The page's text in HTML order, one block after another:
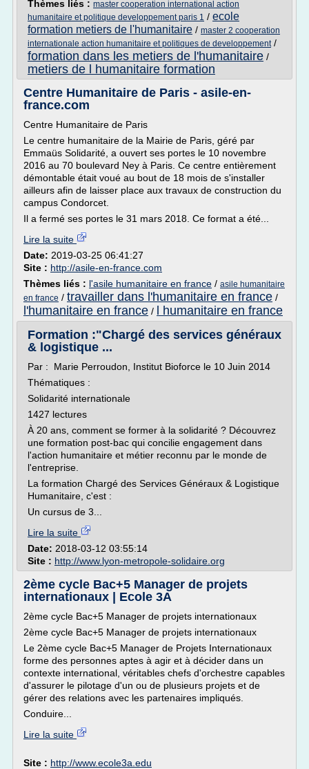
Thèmes liés : master cooperation international action
humanitaire et politique developpement paris 1 / ecole
formation metiers de l'humanitaire / master 2 cooperation
internationale action humanitaire et politiques de developpement/
formation dans les metiers de l'humanitaire /
metiers de l humanitaire formation
Centre Humanitaire de Paris - asile-en-
france.com
Centre Humanitaire de Paris
Le centre humanitaire de la Mairie de Paris, géré par
Emmaüs Solidarité, a ouvert ses portes le 10 novembre
2016 au 70 boulevard Ney à Paris. Ce centre entièrement
démontable était voué au bout de 18 mois de s'installer
ailleurs afin de laisser place aux travaux de construction du
campus Condorcet.
Il a fermé ses portes le 31 mars 2018. Ce format a été...
Lire la suite
Date: 2019-03-25 06:41:27
Site : http://asile-en-france.com
Thèmes liés : l'asile humanitaire en france / asile humanitaire
en france / travailler dans l'humanitaire en france /
l'humanitaire en france /
l humanitaire en france
Formation :"Chargé des services généraux
& logistique ...
Par : Marie Perroudon, Institut Bioforce le 10 Juin 2014
Thématiques :
Solidarité internationale
1427 lectures
À 20 ans, comment se former à la solidarité ? Découvrez
une formation post-bac qui concilie engagement dans
l'action humanitaire et métier reconnu par le monde de
l'entreprise.
La formation Chargé des Services Généraux & Logistique
Humanitaire, c'est :
Un cursus de 3...
Lire la suite
Date: 2018-03-12 03:55:14
Site : http://www.lyon-metropole-solidaire.org
2ème cycle Bac+5 Manager de projets
internationaux | Ecole 3A
2ème cycle Bac+5 Manager de projets internationaux
2ème cycle Bac+5 Manager de projets internationaux
Le 2ème cycle Bac+5 Manager de Projets Internationaux
forme des personnes aptes à agir et à décider dans un
contexte international, véritables chefs d'orchestre capables
d'assurer le pilotage d'un ou de plusieurs projets et de
gérer des relations avec les partenaires impliqués.
Conduire...
Lire la suite
Site : http://www.ecole3a.edu